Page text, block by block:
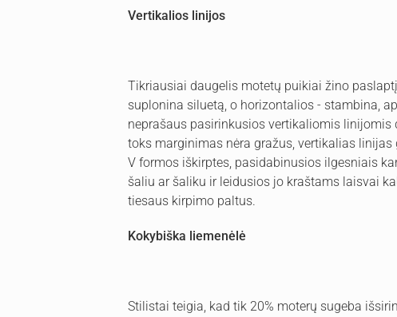
Vertikalios linijos
Tikriausiai daugelis motetų puikiai žino
suplonina siluetą, o horizontalios - stambina,
neprašaus pasirinkusios vertikaliomis
toks marginimas nėra gražus, vertikalias
V formos iškirptes, pasidabinusios ilgesniais
šaliu ar šaliku ir leidusios jo kraštams laisvai
tiesaus kirpimo paltus.
Kokybiška liemenėlė
Stilistai teigia, kad tik 20% moterų sugeba